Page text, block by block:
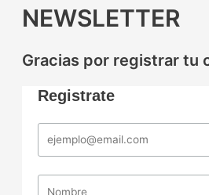
NEWSLETTER
Gracias por registrar tu
Registrate